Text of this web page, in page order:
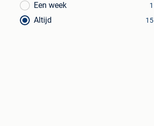
Een week 1
Altijd 15